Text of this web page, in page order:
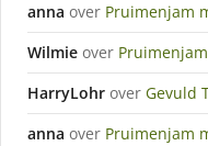
anna over Pruimenjam
Wilmie over
HarryLohr over Gevuld
anna over Pruimenjam